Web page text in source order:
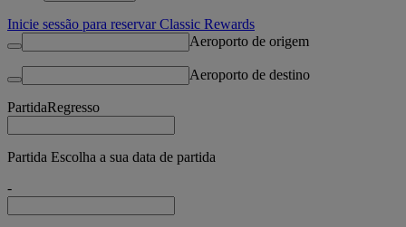
Inicie sessão para reservar Classic Rewards
Aeroporto de origem
Aeroporto de destino
PartidaRegresso
Partida Escolha a sua data de partida
-